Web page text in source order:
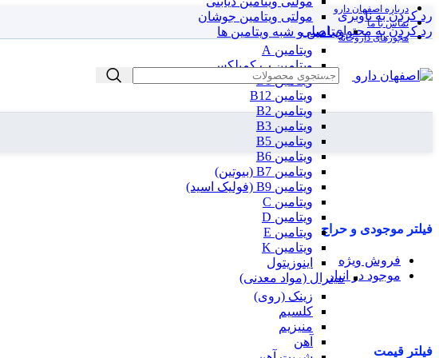
رد کردن به ناوبری
رد کردن به محتوای اصلی
درباره اصفهان دارو
تماس با ما
مجوزهای داروخانه
مولتی ویتامین جوشان
ویتامین و شبه ویتامین ها
ویتامین A
ویتامین ب کمپلکس
ویتامین B1
ویتامین B12
ویتامین B2
ویتامین B3
ویتامین B5
ویتامین B6
ویتامین B7 (بیوتین)
ویتامین B9 (فولیک اسید)
ویتامین C
ویتامین D
ویتامین E
ویتامین K
اینوزیتول
مینرال (مواد معدنی)
زینک (روی)
کلسیم
منیزیم
آهن
فیلتر موجودی و حراج
فروش ویژه
موجود در انبار
فیلتر قیمت